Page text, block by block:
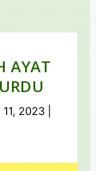
AYAT
11, 2023|